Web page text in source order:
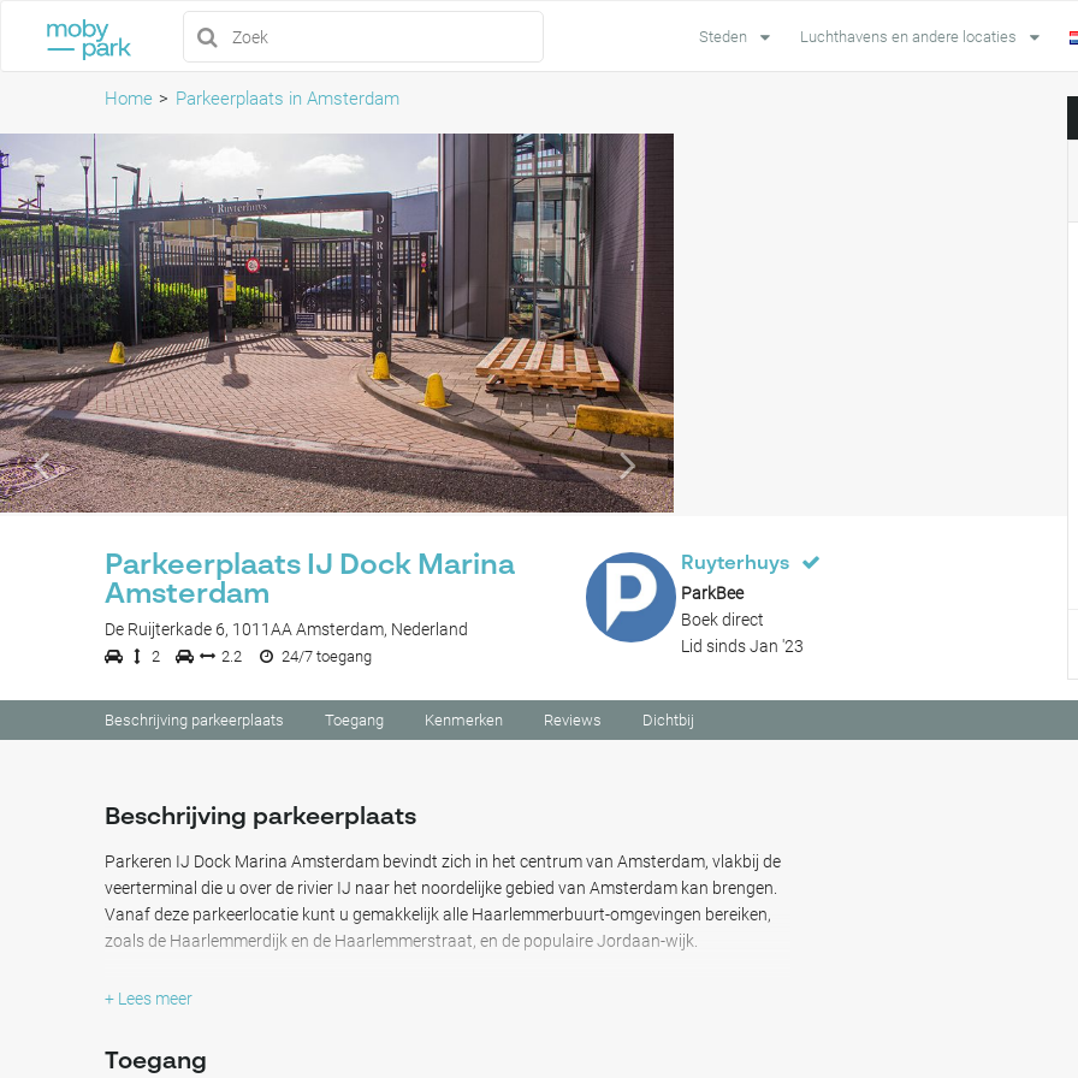
Steden Luchthavens en andere locaties
Home Parkeerplaats in Amsterdam
Parkeerplaats IJ Dock Marina
Amsterdam
De Ruijterkade 6, 1011AA Amsterdam, Nederland
2 2.2 24/7 toegang
Ruyterhuys
ParkBee
Boek direct
Lid sinds Jan '23
Beschrijving parkeerplaats Toegang Kenmerken Reviews Dichtbij
Beschrijving parkeerplaats
Parkeren IJ Dock Marina Amsterdam bevindt zich in het centrum van Amsterdam, vlakbij de
veerterminal die u over de rivier IJ naar het noordelijke gebied van Amsterdam kan brengen.
Vanaf deze parkeerlocatie kunt u gemakkelijk alle Haarlemmerbuurt-omgevingen bereiken,
zoals de Haarlemmerdijk en de Haarlemmerstraat, en de populaire Jordaan-wijk.
In de buurt vindt u ook het treinstation Amsterdam Centraal en enkele zeer populaire
Dankzij de nabijgelegen veerterminal kunt u ook naar het noorden van Amsterdam gaan en
+ Lees meer
Toegang